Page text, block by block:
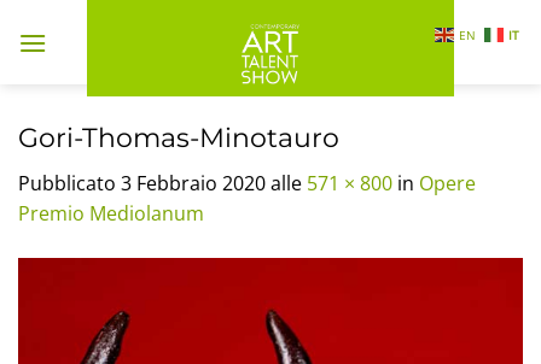
Gori-Thomas-Minotauro
Pubblicato 3 Febbraio 2020alle 571 × 800 in Opere
Premio Mediolanum
EN IT